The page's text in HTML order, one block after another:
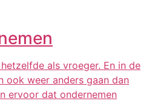
als vroeger. En in de
ook weer anders gaan dan
ervoor dat ondernemen